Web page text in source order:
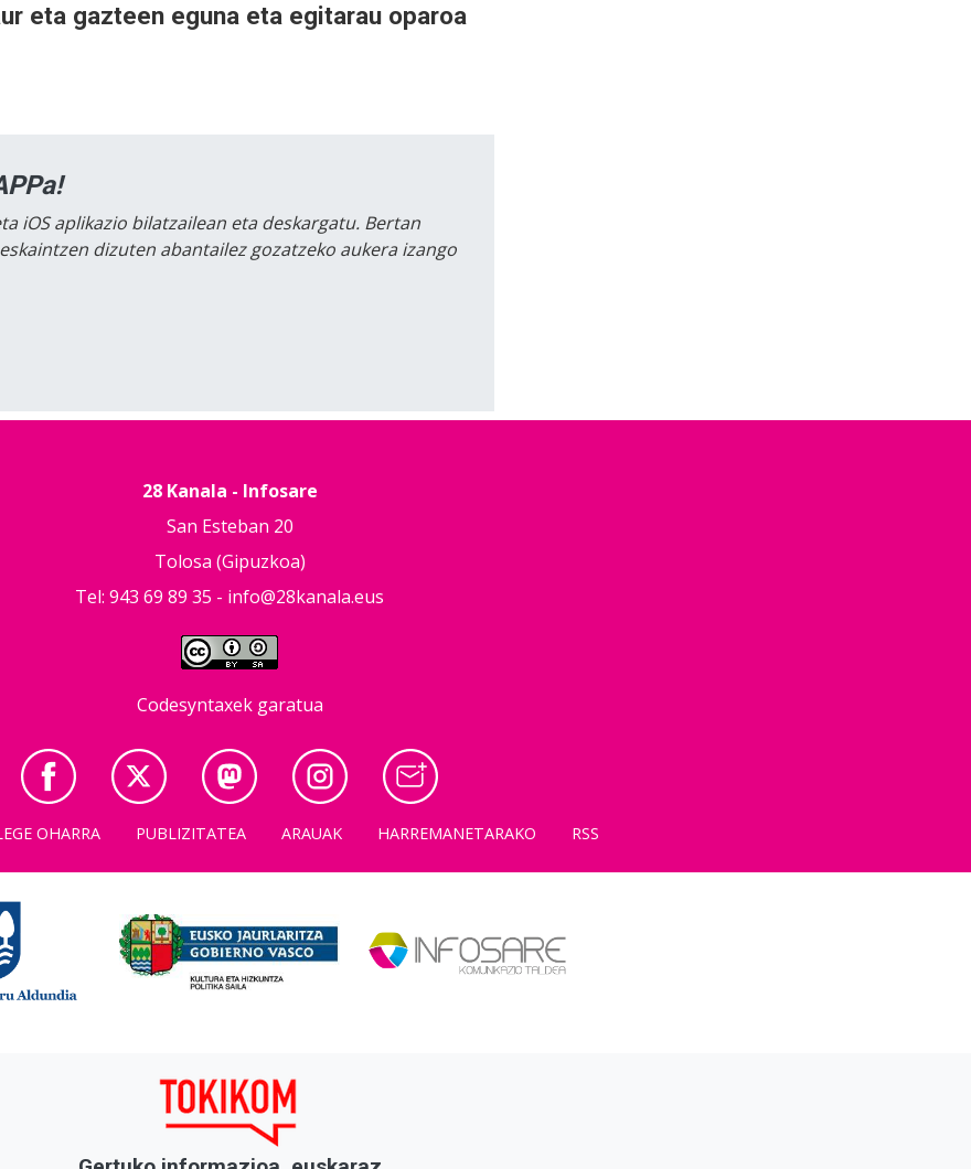
eta gazteen eguna eta egitarau oparoa
iOS aplikazio bilatzailean eta deskargatu. Bertan
dizuten abantailez gozatzeko aukera izango
28 Kanala - Infosare
San Esteban 20
Tolosa (Gipuzkoa)
Tel: 943 69 89 35 - info@28kanala.eus
Codesyntaxek garatua
OHARRA PUBLIZITATEA ARAUAK HARREMANETARAKO RSS